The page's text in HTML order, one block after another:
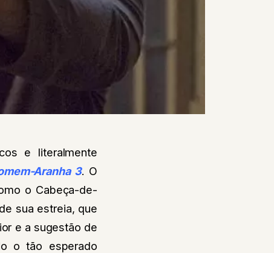
e literalmente
Aranha 3. O
o Cabeça-de-
sua estreia, que
e a sugestão de
o tão esperado